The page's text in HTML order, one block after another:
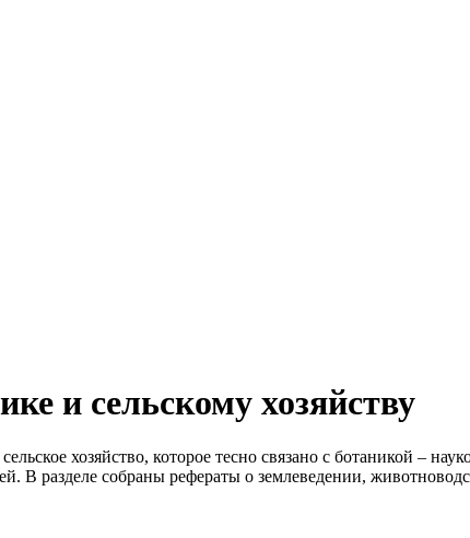
и сельскому хозяйству
хозяйство, которое тесно связано с ботаникой –
В разделе собраны рефераты о землеведении,